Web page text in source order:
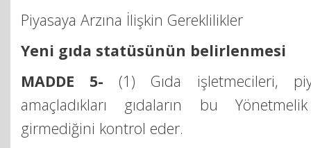
Piyasaya Arzına İlişkin Gereklilikler
Yeni gıda statüsünün belirlenmesi
MADDE 5- (1) Gıda işletmecileri,
amaçladıkları gıdaların bu
girmediğini kontrol eder.